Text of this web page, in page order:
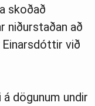
skoðað
niðurstaðan að
Einarsdóttir við
dögunum undir